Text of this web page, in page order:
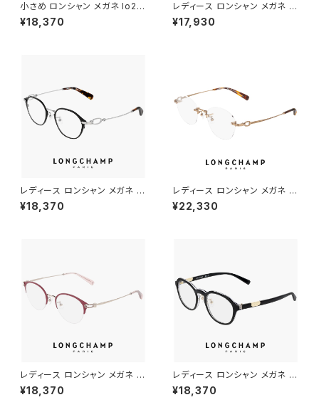
小さめ ロンシャン メガネ lo27
46lbj-200 47mm longcha
mp 眼鏡 メンズ レディース ユ
¥18,370
レディース ロンシャン メガネ lo
2178lbj-714 50mm longch
amp 眼鏡 かわいい おしゃれ
¥17,930
レディース ロンシャン メガネ lo
2548lbj-002 47mm longch
amp 眼鏡 かわいい おしゃれ
¥18,370
レディース ロンシャン メガネ lo
2541lbj n 731 49mm longc
hamp 眼鏡 かわいい おしゃれ
¥22,330
レディース ロンシャン メガネ lo
2543lbj-602 47mm longch
amp 眼鏡 かわいい おしゃれ
¥18,370
レディース ロンシャン メガネ lo
2789lbj-001 47mm longch
amp 眼鏡 かわいい おしゃれ
¥18,370